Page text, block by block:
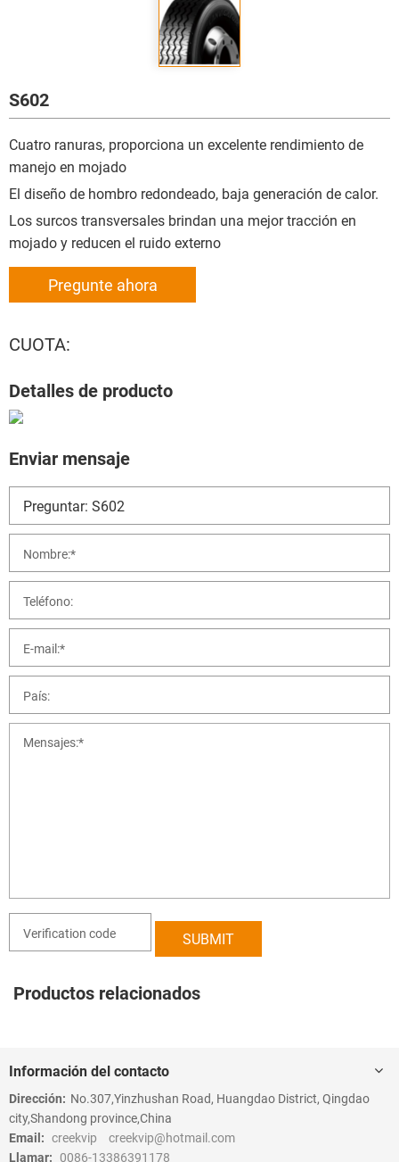
S602
Cuatro ranuras, proporciona un excelente rendimiento de
manejo en mojado
El diseño de hombro redondeado, baja generación de calor.
Los surcos transversales brindan una mejor tracción en
mojado y reducen el ruido externo
Pregunte ahora
CUOTA:
Detalles de producto
Enviar mensaje
Productos relacionados
Información del contacto
Dirección: No.307,Yinzhushan Road, Huangdao District, Qingdao
city,Shandong province,China
Email: creekvip
creekvip@hotmail.com
Llamar: 0086-13386391178